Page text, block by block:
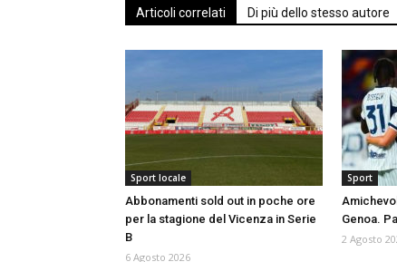
Articoli correlati Di più dello stesso autore
Sport locale
Abbonamenti sold out in poche ore
per la stagione del Vicenza in Serie
B
6 Agosto 2026
Sport
Genoa.
2 Agosto